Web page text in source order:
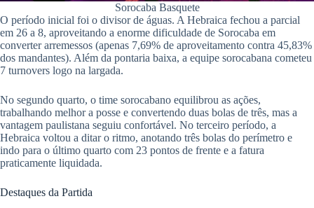
Sorocaba Basquete
O período inicial foi o divisor de águas. A Hebraica fechou a parcial
em 26 a 8, aproveitando a enorme dificuldade de Sorocaba em
converter arremessos (apenas 7,69% de aproveitamento contra 45,83%
dos mandantes). Além da pontaria baixa, a equipe sorocabana cometeu
7 turnovers logo na largada.
No segundo quarto, o time sorocabano equilibrou as ações,
trabalhando melhor a posse e convertendo duas bolas de três, mas a
vantagem paulistana seguiu confortável. No terceiro período, a
Hebraica voltou a ditar o ritmo, anotando três bolas do perímetro e
indo para o último quarto com 23 pontos de frente e a fatura
praticamente liquidada.
Destaques da Partida